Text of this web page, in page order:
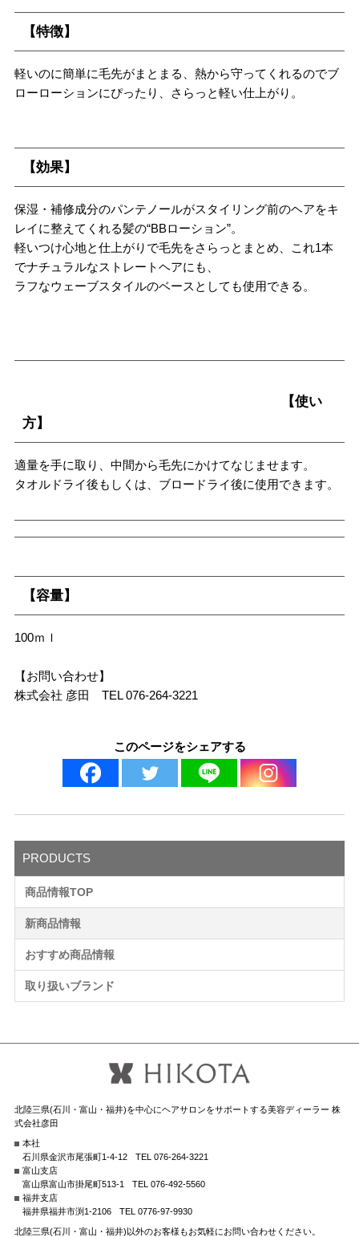
【特徴】
軽いのに簡単に毛先がまとまる、熱から守ってくれるのでブ
ローローションにぴったり、さらっと軽い仕上がり。
【効果】
保湿・補修成分のパンテノールがスタイリング前のヘアをキ
レイに整えてくれる髪の“BBローション”。
軽いつけ心地と仕上がりで毛先をさらっとまとめ、これ1本
でナチュラルなストレートヘアにも、
ラフなウェーブスタイルのベースとしても使用できる。
【使い
方】
適量を手に取り、中間から毛先にかけてなじませます。
タオルドライ後もしくは、ブロードライ後に使用できます。
【容量】
100ｍｌ
【お問い合わせ】
株式会社 彦田 TEL 076-264-3221
このページをシェアする
PRODUCTS
商品情報TOP
新商品情報
おすすめ商品情報
取り扱いブランド
北陸三県(石川・富山・福井)を中心にヘアサロンをサポートする美容ディーラー 株
式会社彦田
本社
石川県金沢市尾張町1-4-12
TEL 076-264-3221
富山支店
富山県富山市掛尾町513-1
TEL 076-492-5560
福井支店
福井県福井市渕1-2106
TEL 0776-97-9930
北陸三県(石川・富山・福井)以外のお客様もお気軽にお問い合わせください。